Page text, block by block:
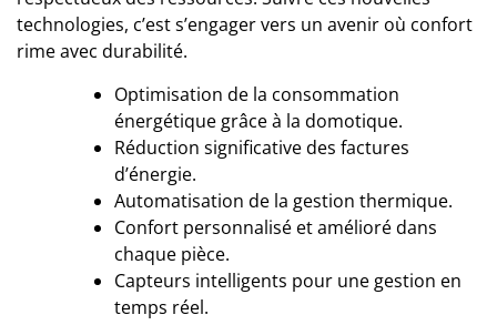
technologies, c’est s’engager vers un avenir où confort
rime avec durabilité.
Optimisation de la consommation
énergétique grâce à la domotique.
Réduction significative des factures
d’énergie.
Automatisation de la gestion thermique.
Confort personnalisé et amélioré dans
chaque pièce.
Capteurs intelligents pour une gestion en
temps réel.